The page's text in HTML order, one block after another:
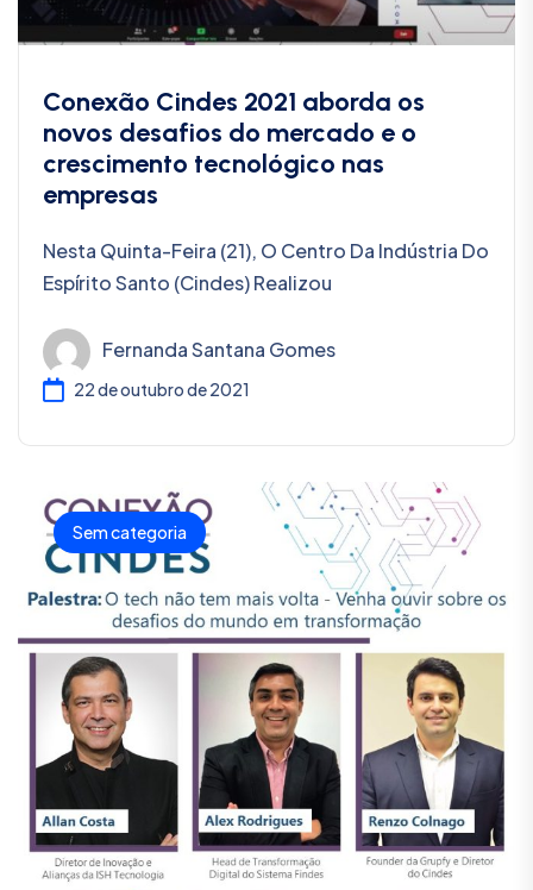
Conexão Cindes 2021 aborda os
novos desafios do mercado e o
crescimento tecnológico nas
empresas
Nesta Quinta-Feira (21), O Centro Da Indústria Do
Espírito Santo (Cindes) Realizou
Fernanda Santana Gomes
22 de outubro de 2021
Sem categoria